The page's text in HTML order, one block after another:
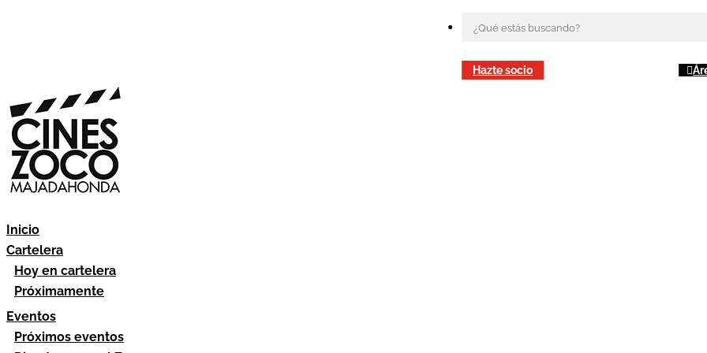
Hazte socio
Inicio
Cartelera
Hoy en cartelera
Próximamente
Eventos
Próximos eventos